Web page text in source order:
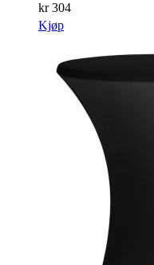
kr304
Kjøp